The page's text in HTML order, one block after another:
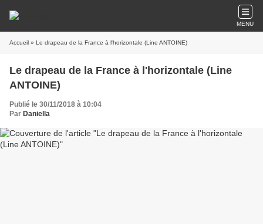
MENU
Accueil » Le drapeau de la France à l'horizontale (Line ANTOINE)
Le drapeau de la France à l'horizontale (Line
ANTOINE)
Publié le 30/11/2018 à 10:04
Par Daniella